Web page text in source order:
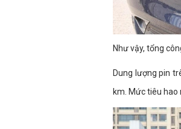
Như vậy, tổng
Dung lượng pin
km. Mức tiêu hao